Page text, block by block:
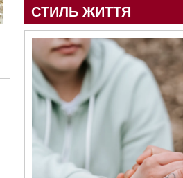
СТИЛЬ ЖИТТЯ